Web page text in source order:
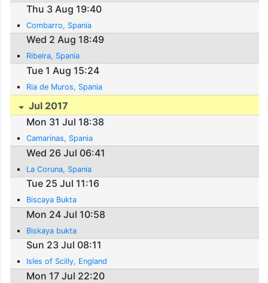
Thu 3 Aug 19:40
Combarro, Spania
Wed 2 Aug 18:49
Ribeira, Spania
Tue 1 Aug 15:24
Ria de Muros, Spania
Jul 2017
Mon 31 Jul 18:38
Camarinas, Spania
Wed 26 Jul 06:41
La Coruna, Spania
Tue 25 Jul 11:16
Biscaya Bukta
Mon 24 Jul 10:58
Biskaya bukta
Sun 23 Jul 08:11
Isles of Scilly, England
Mon 17 Jul 22:20